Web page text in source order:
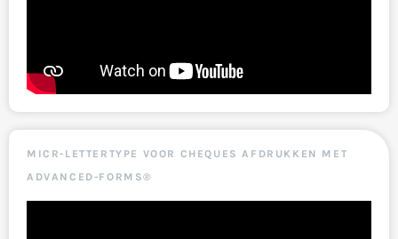
MICR-LETTERTYPE VOOR CHEQUES AFDRUKKEN MET
ADVANCED-FORMS®